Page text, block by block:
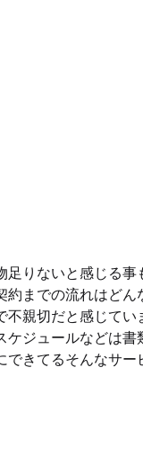
りないと感じる
までの流れはど
親切だと感じて
ジュールなどは
きてるそんなサー